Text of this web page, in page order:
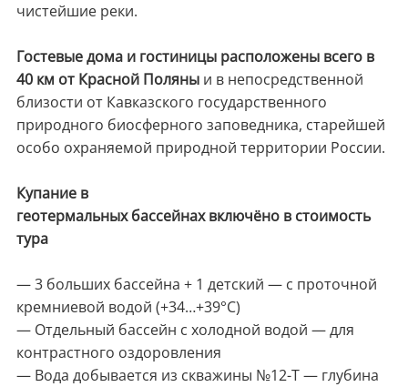
чистейшие реки.
Гостевые дома и гостиницы расположены всего в
40 км от Красной Поляныи в непосредственной
близости от Кавказского государственного
природного биосферного заповедника, старейшей
особо охраняемой природной территории России.
Купание в
геотермальных бассейнах включёно в стоимость
тура
— 3 больших бассейна + 1 детский — с проточной
кремниевой водой (+34…+39°C)
— Отдельный бассейн с холодной водой — для
контрастного оздоровления
— Вода добывается из скважины №12-Т — глубина